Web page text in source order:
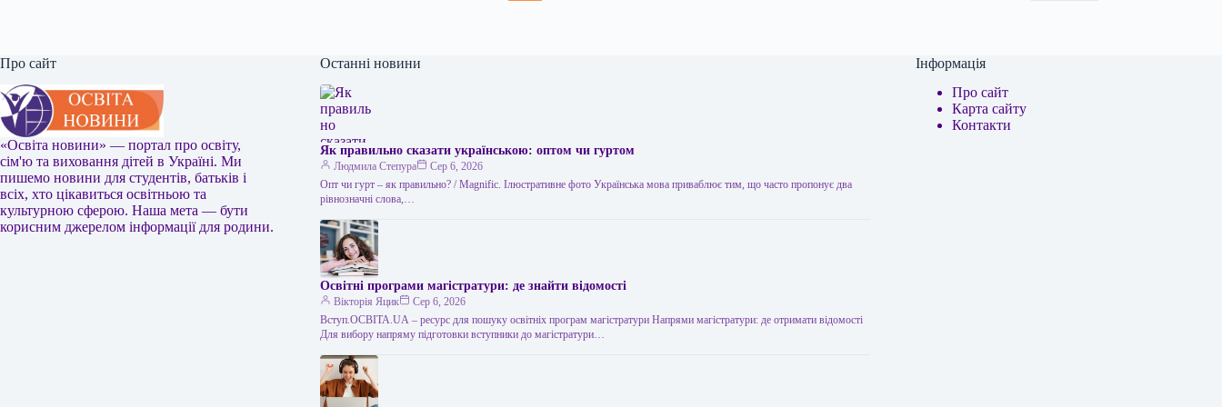
Про сайт
«Освіта новини» — портал про освіту,
сім'ю та виховання дітей в Україні. Ми
пишемо новини для студентів, батьків і
всіх, хто цікавиться освітньою та
культурною сферою. Наша мета — бути
корисним джерелом інформації для родини.
Останні новини
Як правильно сказати українською: оптом чи гуртом
Людмила Степура
Сер 6, 2026
Опт чи гурт – як правильно? / Мagnific. Ілюстративне фото Українська мова приваблює тим, що часто пропонує два
рівнозначні слова,…
Освітні програми магістратури: де знайти відомості
Вікторія Яцик
Сер 6, 2026
Вступ.ОСВІТА.UA – ресурс для пошуку освітніх програм магістратури Напрями магістратури: де отримати відомості
Для вибору напряму підготовки вступники до магістратури…
Інформація
Про сайт
Карта сайту
Контакти